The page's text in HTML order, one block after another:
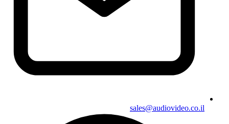
sales@audiovideo.co.il